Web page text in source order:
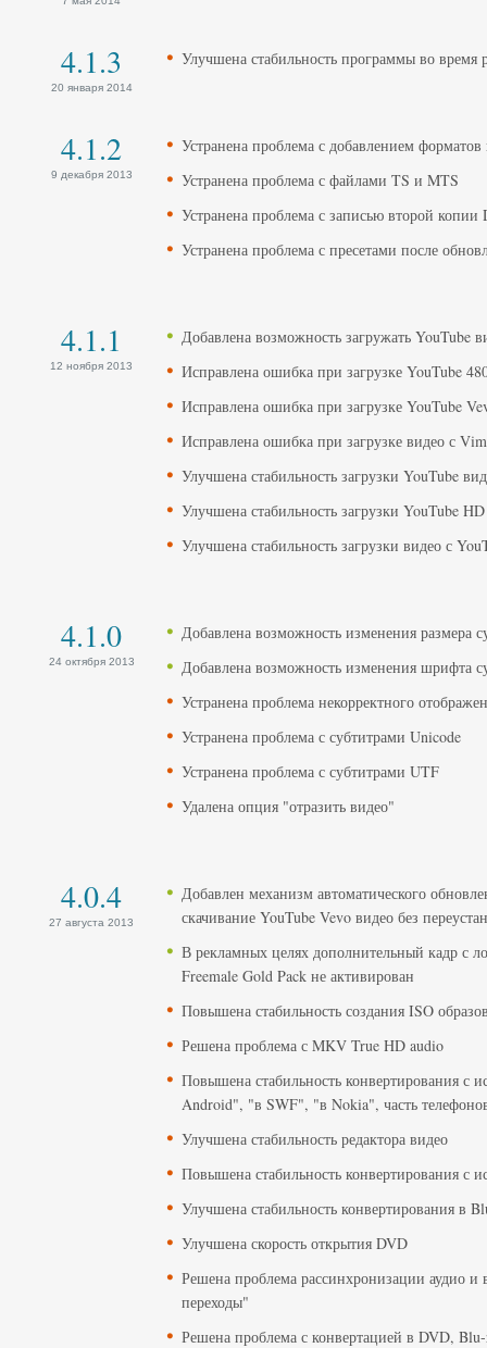
4.1.3
20 января 2014
Улучшена стабильность программы во время
4.1.2
9 декабря 2013
Устранена проблема с добавлением
Устранена проблема с файлами TS и MTS
Устранена проблема с записью второй копии
Устранена проблема с пресетами после
4.1.1
12 ноября 2013
Добавлена возможность загружать YouTube
Исправлена ошибка при загрузке YouTube
Исправлена ошибка при загрузке YouTube
Исправлена ошибка при загрузке видео с
Улучшена стабильность загрузки YouTube
Улучшена стабильность загрузки YouTube
Улучшена стабильность загрузки видео с
4.1.0
24 октября 2013
Добавлена ​​возможность изменения размера
Добавлена ​​возможность изменения шрифта
Устранена ​​проблема некорректного
Устранена ​​проблема с субтитрами Unicode
Устранена ​​проблема с субтитрами UTF
Удалена опция "отразить видео"
4.0.4
27 августа 2013
Добавлен механизм автоматического
скачивание YouTube Vevo видео без
В рекламных целях дополнительный кадр с
Freemale Gold Pack не активирован
Повышена стабильность создания ISO
Решена проблема с MKV True HD audio
Повышена стабильность конвертирования с
Android", "в SWF", "в Nokia", часть
Улучшена стабильность редактора видео
Повышена стабильность конвертирования с
Улучшена стабильность конвертирования
Улучшена скорость открытия DVD
Решена проблема рассинхронизации аудио
переходы"
Решена проблема с конвертацией в DVD,